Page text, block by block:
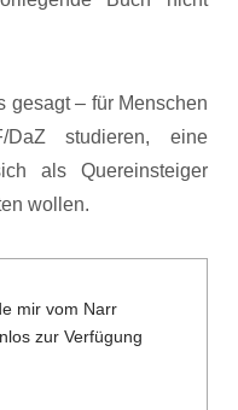
gesagt – für Menschen
studieren, eine
als Quereinsteiger
wollen.
mir vom Narr
zur Verfügung